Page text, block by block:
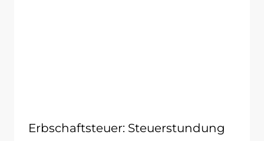
Erbschaftsteuer: Steuerstundung